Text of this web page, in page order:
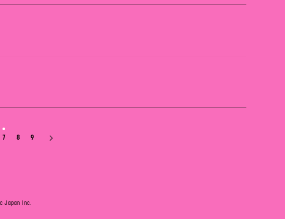
7 8 9
Japan Inc.